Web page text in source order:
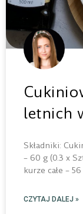
letnich
Składniki:
– 60 g (0.3 x
kurze całe –
CZYTAJ DALEJ »